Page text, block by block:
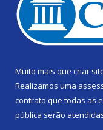
Muito mais que criar
Realizamos uma
contrato que todas as
pública serão